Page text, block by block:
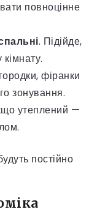
повноцінне
. Підійде,
фіранки
зонування.
утеплений —
постійно